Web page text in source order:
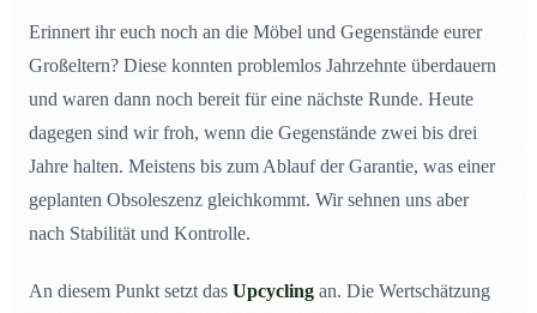
Erinnert ihr euch noch an die Möbel und Gegenstände eurer
Großeltern? Diese konnten problemlos Jahrzehnte überdauern
und waren dann noch bereit für eine nächste Runde. Heute
dagegen sind wir froh, wenn die Gegenstände zwei bis drei
Jahre halten. Meistens bis zum Ablauf der Garantie, was einer
geplanten Obsoleszenz gleichkommt. Wir sehnen uns aber
nach Stabilität und Kontrolle.
An diesem Punkt setzt das Upcycling an. Die Wertschätzung